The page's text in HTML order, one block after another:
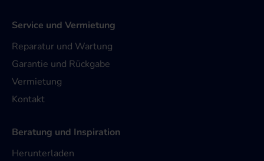
Service und Vermietung
Reparatur und Wartung
Garantie und Rückgabe
Vermietung
Kontakt
Beratung und Inspiration
Herunterladen